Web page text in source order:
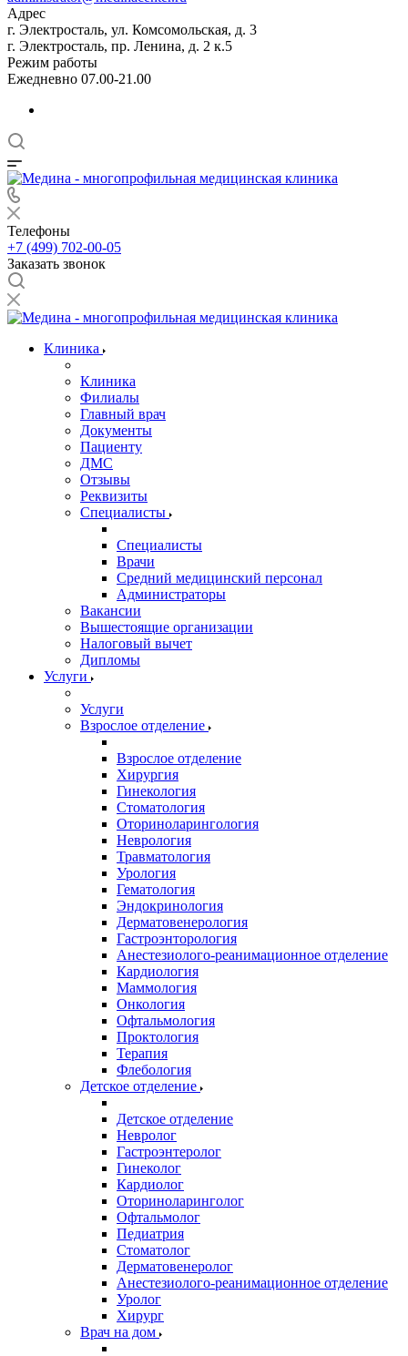
Адрес
г. Электросталь, ул. Комсомольская, д. 3
г. Электросталь, пр. Ленина, д. 2 к.5
Режим работы
Ежедневно 07.00-21.00
Телефоны
+7 (499) 702-00-05
Заказать звонок
Клиника
Клиника
Филиалы
Главный врач
Документы
Пациенту
ДМС
Отзывы
Реквизиты
Специалисты
Специалисты
Врачи
Средний медицинский персонал
Администраторы
Вакансии
Вышестоящие организации
Налоговый вычет
Дипломы
Услуги
Услуги
Взрослое отделение
Взрослое отделение
Хирургия
Гинекология
Стоматология
Оториноларингология
Неврология
Травматология
Урология
Гематология
Эндокринология
Дерматовенерология
Гастроэнторология
Анестезиолого-реанимационное отделение
Кардиология
Маммология
Онкология
Офтальмология
Проктология
Терапия
Флебология
Детское отделение
Детское отделение
Невролог
Гастроэнтеролог
Гинеколог
Кардиолог
Оториноларинголог
Офтальмолог
Педиатрия
Стоматолог
Дерматовенеролог
Анестезиолого-реанимационное отделение
Уролог
Хирург
Врач на дом